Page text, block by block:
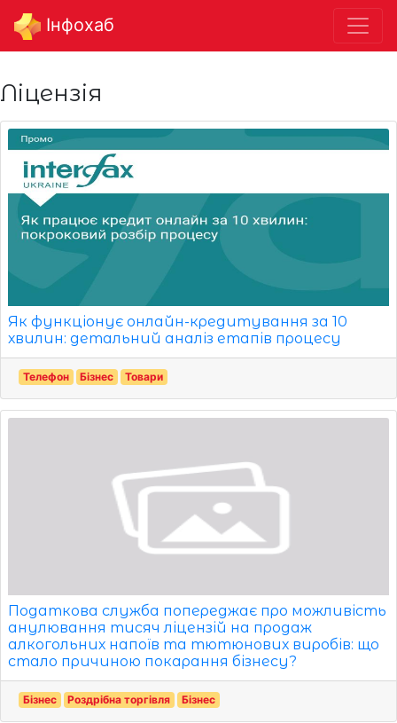
Інфохаб
Ліцензія
Як функціонує онлайн-кредитування за 10
хвилин: детальний аналіз етапів процесу
Телефон Бізнес Товари
Податкова служба попереджає про можливість
анулювання тисяч ліцензій на продаж
алкогольних напоїв та тютюнових виробів: що
стало причиною покарання бізнесу?
Бізнес Роздрібна торгівля Бізнес